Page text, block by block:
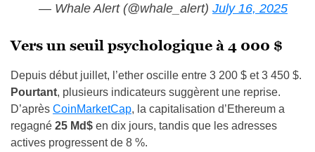
— Whale Alert (@whale_alert) July 16, 2025
Vers un seuil psychologique à 4 000 $
Depuis début juillet, l’ether oscille entre 3 200 $ et 3 450 $.
Pourtant, plusieurs indicateurs suggèrent une reprise.
D’après CoinMarketCap, la capitalisation d’Ethereum a
regagné 25 Md$ en dix jours, tandis que les adresses
actives progressent de 8 %.